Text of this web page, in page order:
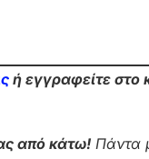
ή εγγραφείτε στο
από κάτω! Πάντα